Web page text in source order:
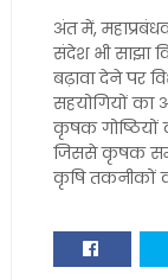
अंत में,
संदेश भी साझा
बढ़ावा देने पर
सहयोगियों का
कृषक गोष्ठियों
जिससे कृषक
कृषि तकनीकों